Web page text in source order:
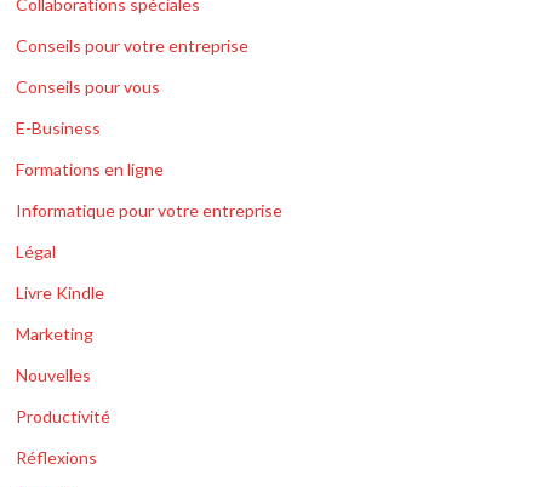
Collaborations spéciales
Conseils pour votre entreprise
Conseils pour vous
E-Business
Formations en ligne
Informatique pour votre entreprise
Légal
Livre Kindle
Marketing
Nouvelles
Productivité
Réflexions